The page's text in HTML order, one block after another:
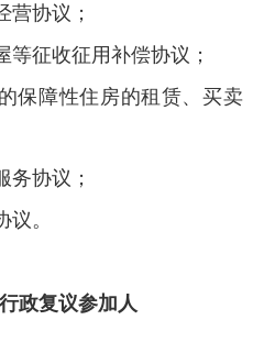
营协议；
等征收征用补偿协议；
保障性住房的租赁、买卖
务协议；
议。
政复议参加人